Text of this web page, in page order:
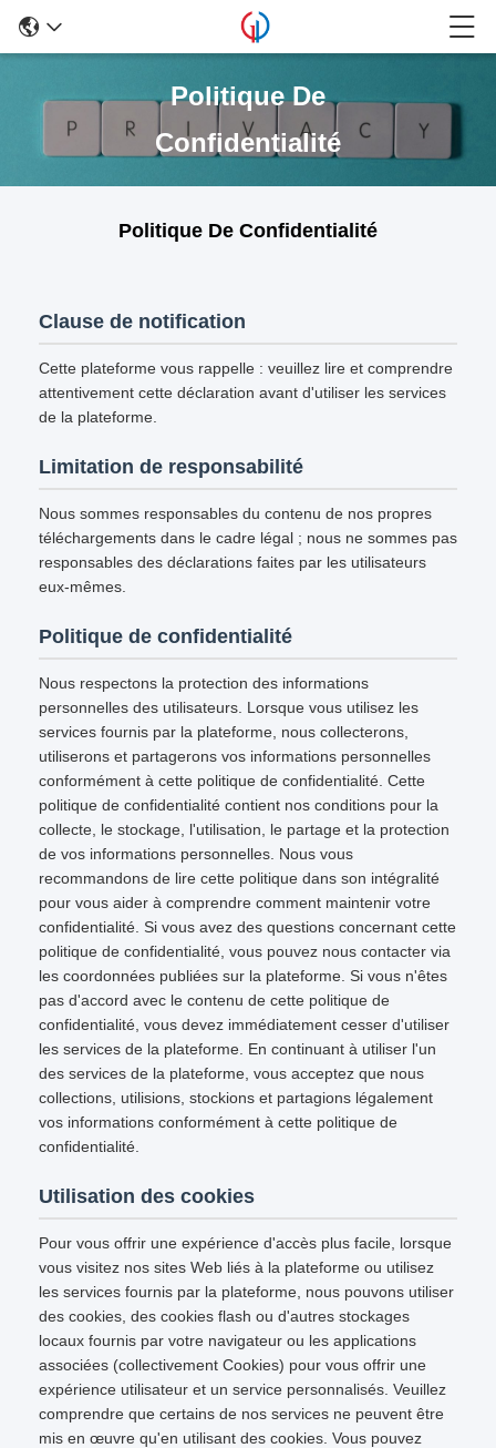
Politique De
Confidentialité
Politique De Confidentialité
Clause de notification
Cette plateforme vous rappelle : veuillez lire et comprendre
attentivement cette déclaration avant d'utiliser les services
de la plateforme.
Limitation de responsabilité
Nous sommes responsables du contenu de nos propres
téléchargements dans le cadre légal ; nous ne sommes pas
responsables des déclarations faites par les utilisateurs
eux-mêmes.
Politique de confidentialité
Nous respectons la protection des informations
personnelles des utilisateurs. Lorsque vous utilisez les
services fournis par la plateforme, nous collecterons,
utiliserons et partagerons vos informations personnelles
conformément à cette politique de confidentialité. Cette
politique de confidentialité contient nos conditions pour la
collecte, le stockage, l'utilisation, le partage et la protection
de vos informations personnelles. Nous vous
recommandons de lire cette politique dans son intégralité
pour vous aider à comprendre comment maintenir votre
confidentialité. Si vous avez des questions concernant cette
politique de confidentialité, vous pouvez nous contacter via
les coordonnées publiées sur la plateforme. Si vous n'êtes
pas d'accord avec le contenu de cette politique de
confidentialité, vous devez immédiatement cesser d'utiliser
les services de la plateforme. En continuant à utiliser l'un
des services de la plateforme, vous acceptez que nous
collections, utilisions, stockions et partagions légalement
vos informations conformément à cette politique de
confidentialité.
Utilisation des cookies
Pour vous offrir une expérience d'accès plus facile, lorsque
vous visitez nos sites Web liés à la plateforme ou utilisez
les services fournis par la plateforme, nous pouvons utiliser
des cookies, des cookies flash ou d'autres stockages
locaux fournis par votre navigateur ou les applications
associées (collectivement Cookies) pour vous offrir une
expérience utilisateur et un service personnalisés. Veuillez
comprendre que certains de nos services ne peuvent être
mis en œuvre qu'en utilisant des cookies. Vous pouvez